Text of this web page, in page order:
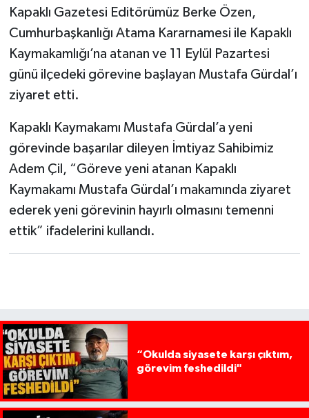
Kapaklı Gazetesi Editörümüz Berke Özen,
Cumhurbaşkanlığı Atama Kararnamesi ile Kapaklı
Kaymakamlığı’na atanan ve 11 Eylül Pazartesi
günü ilçedeki görevine başlayan Mustafa Gürdal’ı
ziyaret etti.
Kapaklı Kaymakamı Mustafa Gürdal’a yeni
görevinde başarılar dileyen İmtiyaz Sahibimiz
Adem Çil, “Göreve yeni atanan Kapaklı
Kaymakamı Mustafa Gürdal’ı makamında ziyaret
ederek yeni görevinin hayırlı olmasını temenni
ettik” ifadelerini kullandı.
“Okulda siyasete karşı çıktım,
görevim feshedildi"